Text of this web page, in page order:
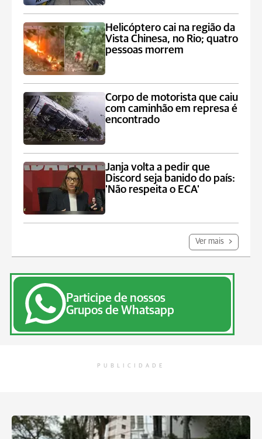
Helicóptero cai na região da
Vista Chinesa, no Rio; quatro
pessoas morrem
Corpo de motorista que caiu
com caminhão em represa é
encontrado
Janja volta a pedir que
Discord seja banido do país:
'Não respeita o ECA'
Ver mais
Participe de nossos
Grupos de Whatsapp
PUBLICIDADE